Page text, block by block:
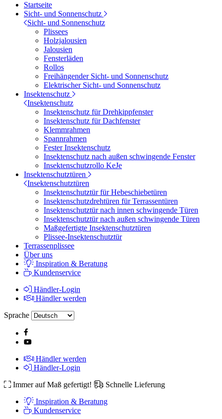
Startseite
Sicht- und Sonnenschutz
Sicht- und Sonnenschutz
Plissees
Holzjalousien
Jalousien
Fensterläden
Rollos
Freihängender Sicht- und Sonnenschutz
Elektrischer Sicht- und Sonnenschutz
Insektenschutz
Insektenschutz
Insektenschutz für Drehkippfenster
Insektenschutz für Dachfenster
Klemmrahmen
Spannrahmen
Fester Insektenschutz
Insektenschutz nach außen schwingende Fenster
Insektenschutzrollo KeJe
Insektenschutztüren
Insektenschutztüren
Insektenschutztür für Hebeschiebetüren
Insektenschutzdrehtüren für Terrassentüren
Insektenschutztür nach innen schwingende Türen
Insektenschutztür nach außen schwingende Türen
Maßgefertigte Insektenschutztüren
Plissee-Insektenschutztür
Terrassenplissee
Über uns
Inspiration & Beratung
Kundenservice
Händler-Login
Händler werden
Sprache
Händler werden
Händler-Login
Immer auf Maß gefertigt!
Schnelle Lieferung
Inspiration & Beratung
Kundenservice